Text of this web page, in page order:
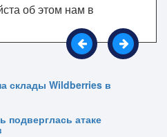
об этом нам в
склады Wildberries в
подверглась атаке